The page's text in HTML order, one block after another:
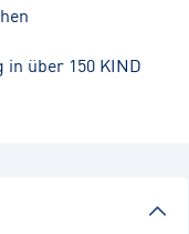
über 150 KIND